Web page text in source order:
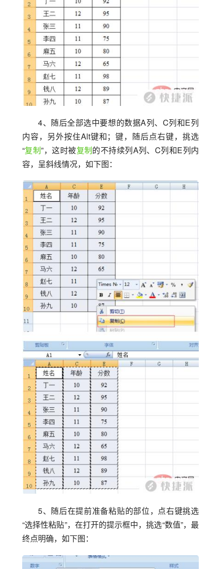
4、随后全部选中要想的数据A列、C列和E列
内容，另外按住Alt键和；键，随后点右键，挑选
“复制”，这时被复制的不持续列A列、C列和E列内
容，呈斜线情况，如下图：
5、随后在提前准备粘贴的部位，点右键挑选
“选择性粘贴”，在打开的提示框中，挑选“数值”，最
终点明确，如下图：